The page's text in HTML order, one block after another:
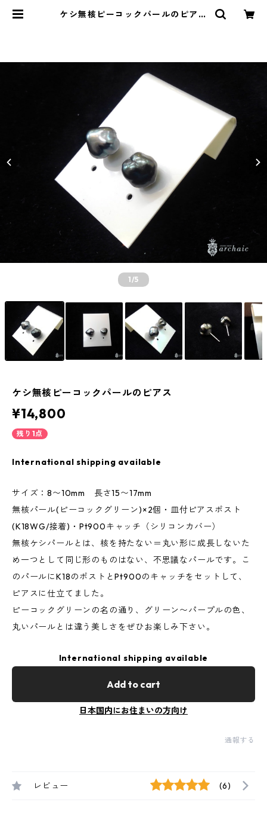
ケシ無核ピーコックパールのピアス
1/5
ケシ無核ピーコックパールのピアス
¥14,800
残り1点
International shipping available
サイズ：8〜10mm 長さ15〜17mm
無核パール(ピーコックグリーン)×2個・皿付ピアスポスト
(K18WG/接着)・Pt900キャッチ（シリコンカバー）
無核ケシパールとは、核を持たない＝丸い形に成長しないた
め一つとして同じ形のものはない、不思議なパールです。こ
のパールにK18のポストとPt900のキャッチをセットして、
ピアスに仕立てました。
ピーコックグリーンの名の通り、グリーン〜パープルの色、
丸いパールとは違う美しさをぜひお楽しみ下さい。
International shipping available
Add to cart
日本国内にお住まいの方向け
通報する
レビュー (6)